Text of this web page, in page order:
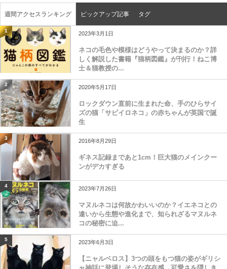
週間アクセスランキング ピックアップ記事 タグ
1 2023年3月1日
ネコの毛色や模様はどうやって決まるのか？詳
しく解説した書籍『猫柄図鑑』が刊行！ねこ博
士＆猫教授の...
2 2020年5月17日
ロックダウン直前に生まれた命、手のひらサイ
ズの猫「サビイロネコ」の赤ちゃんが英国で誕
生
3 2016年8月29日
ギネス記録まであと1cm！巨大猫のメインクー
ンがデカすぎる
4 2023年7月26日
マヌルネコは何故かわいいのか？イエネコとの
違いから生態や進化まで、知られざるマヌルネ
コの秘密に迫...
5 2023年6月3日
【ニャルベロス】3つの頭をもつ猫の姿がギリシ